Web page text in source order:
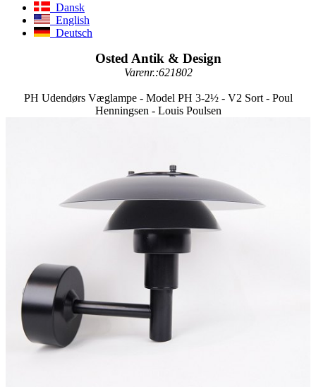
Dansk
English
Deutsch
Osted Antik & Design
Varenr.:621802
PH Udendørs Væglampe - Model PH 3-2½ - V2 Sort - Poul
Henningsen - Louis Poulsen